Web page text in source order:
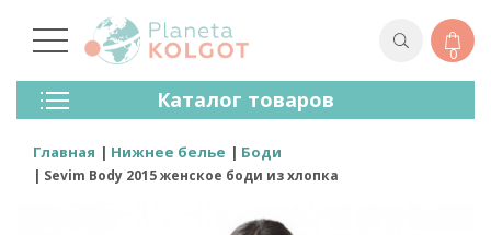
0
Каталог товаров
Колготки
Чулки
Лосины (леггинсы)
Главная Нижнее белье Боди
Sevim Body 2015 женское боди из хлопка